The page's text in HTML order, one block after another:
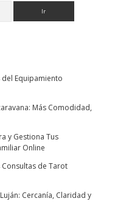
Equipamiento
Más Comodidad,
y Gestiona Tus
Online
de Tarot
Cercanía, Claridad y